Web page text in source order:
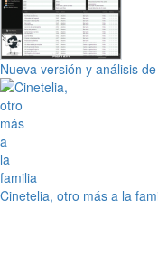
Nueva versión y análisis
Cinetelia, otro más a la